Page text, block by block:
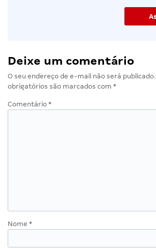
Deixe um comentário
O seu endereço de e-mail não será publicado.
obrigatórios são marcados com *
Comentário *
Nome *